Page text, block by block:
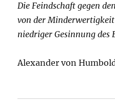
Die Feindschaft gegen
von der Minderwertigkeit
niedriger Gesinnung des
Alexander von